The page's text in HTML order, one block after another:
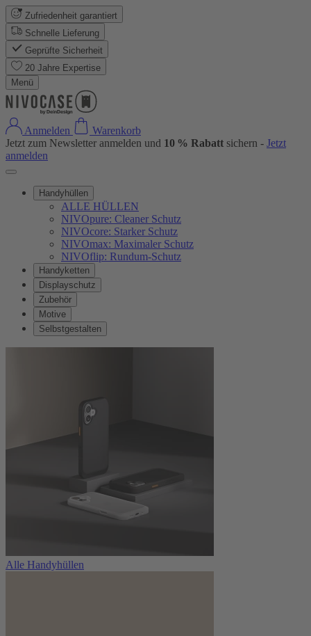
Zufriedenheit garantiert
Schnelle Lieferung
Geprüfte Sicherheit
20 Jahre Expertise
Menü
Anmelden
Warenkorb
Jetzt zum Newsletter anmelden und 10 % Rabatt sichern - Jetzt
anmelden
Handyhüllen
ALLE HÜLLEN
NIVOpure: Cleaner Schutz
NIVOcore: Starker Schutz
NIVOmax: Maximaler Schutz
NIVOflip: Rundum-Schutz
Handyketten
Displayschutz
Zubehör
Motive
Selbstgestalten
Alle Handyhüllen